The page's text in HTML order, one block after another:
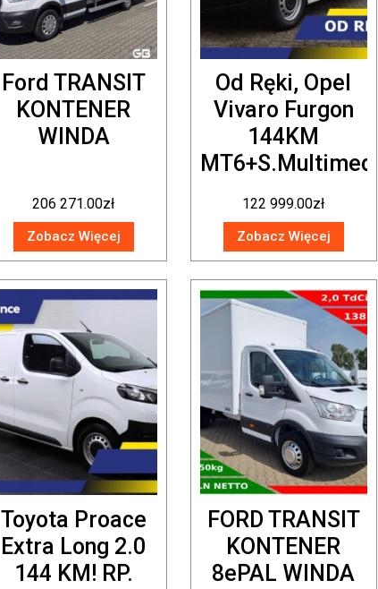
Ford TRANSIT
KONTENER
WINDA
206 271.00zł
Zobacz Więcej
Od Ręki, Opel
Vivaro Furgon
144KM
122 999.00zł
Zobacz Więcej
Toyota Proace
Extra Long 2.0
144 KM! RP.
FORD TRANSIT
KONTENER
8ePAL WINDA